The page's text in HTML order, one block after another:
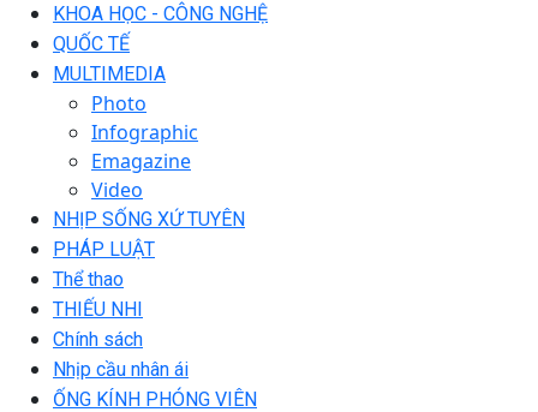
KHOA HỌC - CÔNG NGHỆ
QUỐC TẾ
MULTIMEDIA
Photo
Infographic
Emagazine
Video
NHỊP SỐNG XỨ TUYÊN
PHÁP LUẬT
Thể thao
THIẾU NHI
Chính sách
Nhịp cầu nhân ái
ỐNG KÍNH PHÓNG VIÊN